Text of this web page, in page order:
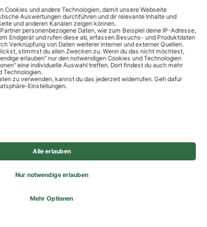
Datenschutzhinweise
Impressum
Einstellungen
Group - All rights reserved